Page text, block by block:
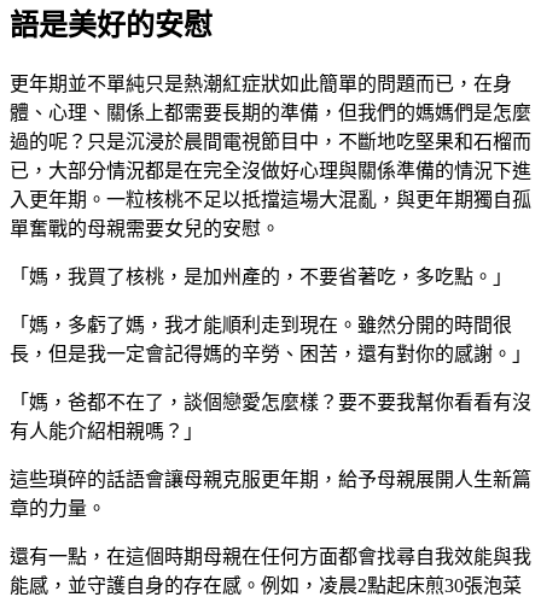
語是美好的安慰
更年期並不單純只是熱潮紅症狀如此簡單的問題而已，在身
體、心理、關係上都需要長期的準備，但我們的媽媽們是怎麼
過的呢？只是沉浸於晨間電視節目中，不斷地吃堅果和石榴而
已，大部分情況都是在完全沒做好心理與關係準備的情況下進
入更年期。一粒核桃不足以抵擋這場大混亂，與更年期獨自孤
單奮戰的母親需要女兒的安慰。
「媽，我買了核桃，是加州產的，不要省著吃，多吃點。」
「媽，多虧了媽，我才能順利走到現在。雖然分開的時間很
長，但是我一定會記得媽的辛勞、困苦，還有對你的感謝。」
「媽，爸都不在了，談個戀愛怎麼樣？要不要我幫你看看有沒
有人能介紹相親嗎？」
這些瑣碎的話語會讓母親克服更年期，給予母親展開人生新篇
章的力量。
還有一點，在這個時期母親在任何方面都會找尋自我效能與我
能感，並守護自身的存在感。例如，凌晨2點起床煎30張泡菜